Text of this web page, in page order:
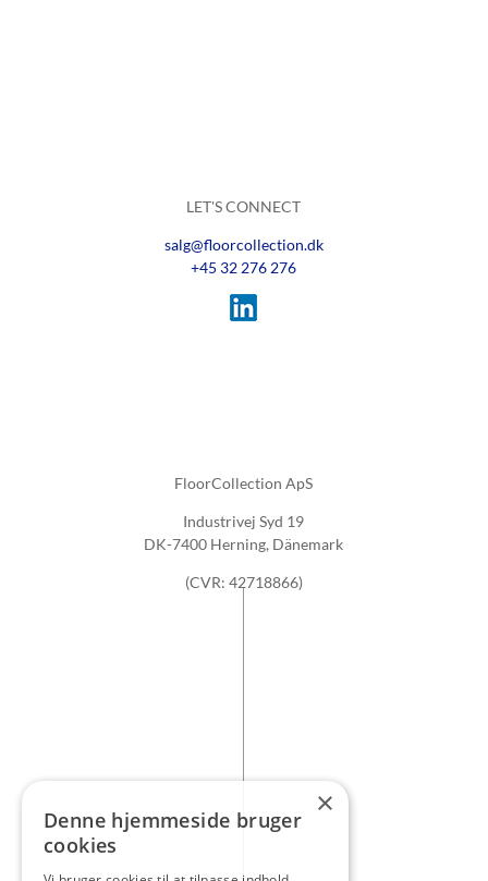
LET'S CONNECT
salg@floorcollection.dk
+45 32 276 276
FloorCollection ApS
Industrivej Syd 19
DK-7400 Herning, Dänemark
(CVR: 42718866)
×
Denne hjemmeside bruger
cookies